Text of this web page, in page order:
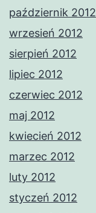
październik 2012
wrzesień 2012
sierpień 2012
lipiec 2012
czerwiec 2012
maj 2012
kwiecień 2012
marzec 2012
luty 2012
styczeń 2012